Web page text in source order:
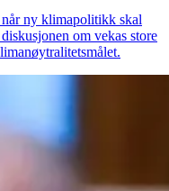
ny klimapolitikk skal
om vekas store